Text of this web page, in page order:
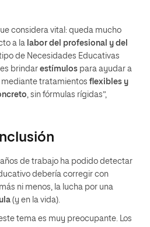
considera vital: queda mucho
a la labor del profesional y del
de Necesidades Educativas
brindar estímulos para ayudar a
mediante tratamientos flexibles y
, sin fórmulas rígidas”,
años de trabajo ha podido detectar
debería corregir con
ni menos, la lucha por una
(y en la vida).
tema es muy preocupante. Los